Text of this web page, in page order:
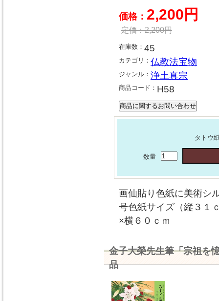
価格： 2,200円
定価：2,200円
在庫数： 45
カテゴリ： 仏教法宝物
ジャンル： 浄土真宗
商品コード： H58
タトウ
数量
画仙貼り色紙に美術シ
号色紙サイズ（縦３１
×横６０ｃｍ
金子大榮先生筆「宗祖を
品